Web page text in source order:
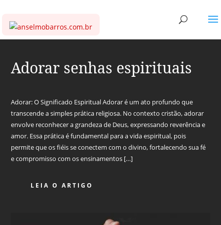
Adorar senhas espirituais
Adorar: O Significado Espiritual Adorar é um ato profundo que
transcende a simples prática religiosa. No contexto cristão, adorar
envolve reconhecer a grandeza de Deus, expressando reverência e
amor. Essa prática é fundamental para a vida espiritual, pois
permite que os fiéis se conectem com o divino, fortalecendo sua fé
e compromisso com os ensinamentos […]
LEIA O ARTIGO